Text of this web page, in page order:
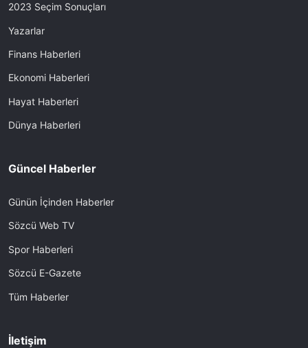
2023 Seçim Sonuçları
Yazarlar
Finans Haberleri
Ekonomi Haberleri
Hayat Haberleri
Dünya Haberleri
Güncel Haberler
Günün İçinden Haberler
Sözcü Web TV
Spor Haberleri
Sözcü E-Gazete
Tüm Haberler
İletişim